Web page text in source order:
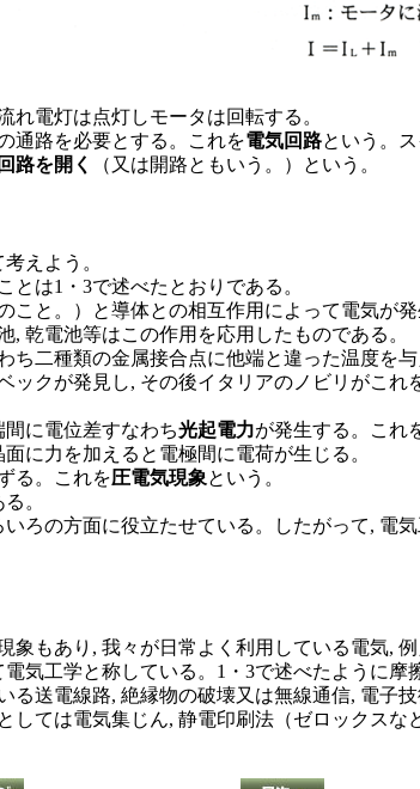
電灯は点灯しモータは回転する。
通路を必要とする。これを電気回路という。
路を開く （又は開路ともいう。）という。
えよう。
とは1・3で述べたとおりである。
こと。）と導体との相互作用によって電気が
, 乾電池等はこの作用を応用したものである。
ち二種類の金属接合点に他端と違った温度を
ックが発見し, その後イタリアのノビリがこれ
間に電位差すなわち光起電力が発生する。これ
に力を加えると電極間に電荷が生じる。
る。これを圧電気現象という。
。
ろの方面に役立たせている。したがって, 電
もあり, 我々が日常よく利用している電気,
気工学と称している。1・3で述べたように
る送電線路, 絶縁物の破壊又は無線通信, 電子
ては電気集じん, 静電印刷法（ゼロックスな